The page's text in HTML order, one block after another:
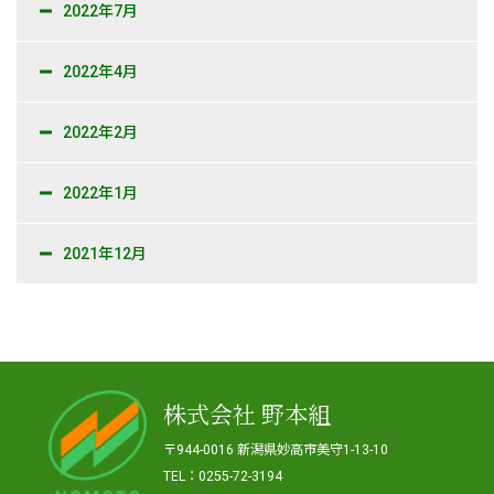
2022年7月
2022年4月
2022年2月
2022年1月
2021年12月
株式会社 野本組
〒944-0016 新潟県妙高市美守1-13-10
TEL：0255-72-3194